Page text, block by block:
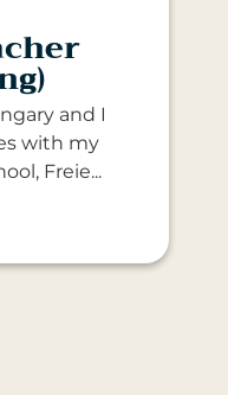
and I
with my
Freie...